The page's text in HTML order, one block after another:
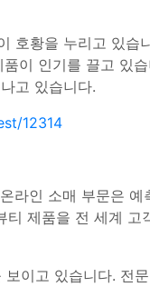
호황을 누리고 있습
이 인기를 끌고 있
고 있습니다.
12314
라인 소매 부문은 예
제품을 전 세계 고
이고 있습니다. 전